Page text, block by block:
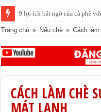
Cách pha nước chanh đá
Trang chủ » Nấu chè » Cách
CÁCH LÀM CHÈ
MÁT LẠNH